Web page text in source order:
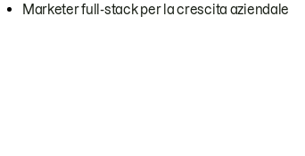
Marketer full-stack per la crescita aziendale